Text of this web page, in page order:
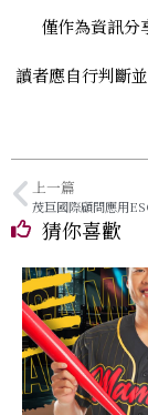
僅作為資訊分
讀者應自行判斷
上一篇
猜你喜歡